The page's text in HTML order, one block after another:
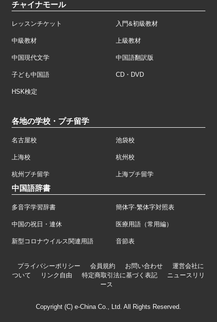
チャイナモール
レッスンチケット 入門&初級教材
中級教材 上級教材
中国現代文学 中国語翻訳版
子ども中国語 CD・DVD
HSK検定
各地の学校・プチ留学
名古屋校 池袋校
上海校 杭州校
杭州プチ留学 上海プチ留学
中国語辞書
多音字学習辞書 簡体字·繁体字対照表
中国の祝日・連休 医療用語（常用編）
新型コロナウイルス関連用語 音節表
プライバシーポリシー 会員規約 お問い合わせ
運営会社に
ついて
リンク自由 特定商取引法に基づく表記
ニュースリリ
ース
Copyright (C) e-China Co., Ltd. All Rights Reserved.